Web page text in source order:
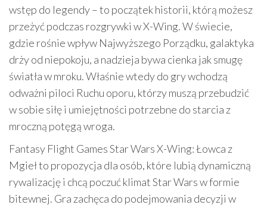
wstęp do legendy – to początek historii, którą możesz
przeżyć podczas rozgrywki w X-Wing. W świecie,
gdzie rośnie wpływ Najwyższego Porządku, galaktyka
drży od niepokoju, a nadzieja bywa cienka jak smugę
światła w mroku. Właśnie wtedy do gry wchodzą
odważni piloci Ruchu oporu, którzy muszą przebudzić
w sobie siłę i umiejętności potrzebne do starcia z
mroczną potęgą wroga.
Fantasy Flight Games Star Wars X-Wing: Łowca z
Mgieł to propozycja dla osób, które lubią dynamiczną
rywalizację i chcą poczuć klimat Star Wars w formie
bitewnej. Gra zachęca do podejmowania decyzji w